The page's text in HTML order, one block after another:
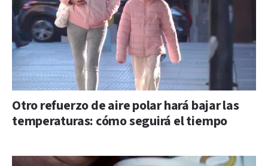
Otro refuerzo de aire polar hará bajar las
temperaturas: cómo seguirá el tiempo